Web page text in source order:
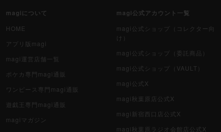
magiについて
HOME
アプリ版magi
magi運営店舗一覧
ポケカ専門magi通販
ワンピース専門magi通販
遊戯王専門magi通販
magiマガジン
magi公式アカウント一覧
magi公式ショップ（コレクター向
け）
magi公式ショップ（委託商品）
magi公式ショップ（VAULT）
magi公式X
magi秋葉原店公式X
magi新宿西口店公式X
magi秋葉原ラジオ会館店公式X